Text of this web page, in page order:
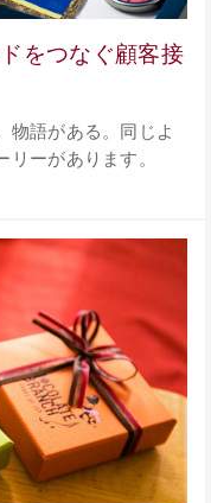
をつなぐ顧客接
物語がある。同じよ
ーがあります。